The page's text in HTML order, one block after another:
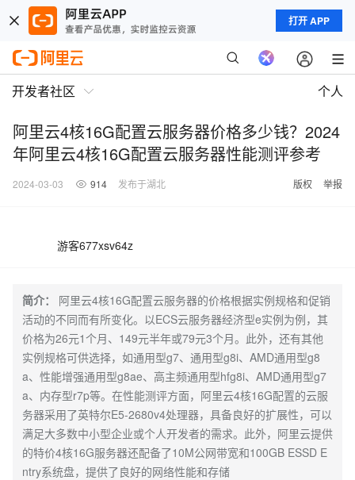
打开 APP
开发者社区 个人
阿里云4核16G配置云服务器价格多少钱？2024
年阿里云4核16G配置云服务器性能测评参考
2024-03-03 914 发布于湖北 版权 举报
游客677xsv64z
简介：
阿里云4核16G配置云服务器的价格根据实例规格和促销
活动的不同而有所变化。以ECS云服务器经济型e实例为例，其
价格为26元1个月、149元半年或79元3个月。此外，还有其他
实例规格可供选择，如通用型g7、通用型g8i、AMD通用型g8
a、性能增强通用型g8ae、高主频通用型hfg8i、AMD通用型g7
a、内存型r7p等。在性能测评方面，阿里云4核16G配置的云服
务器采用了英特尔E5-2680v4处理器，具备良好的扩展性，可以
满足大多数中小型企业或个人开发者的需求。此外，阿里云提供
的特价4核16G服务器还配备了10M公网带宽和100GB ESSD E
ntry系统盘，提供了良好的网络性能和存储